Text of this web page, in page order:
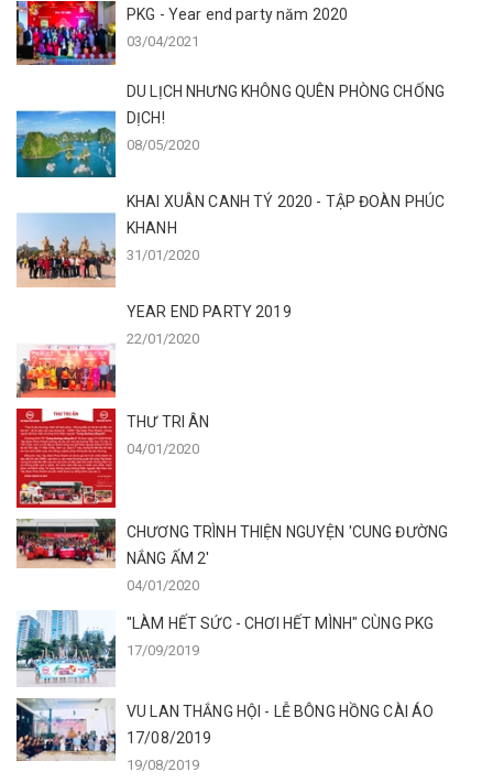
PKG - Year end party năm 2020
03/04/2021
DU LỊCH NHƯNG KHÔNG QUÊN PHÒNG CHỐNG
DỊCH!
08/05/2020
KHAI XUÂN CANH TÝ 2020 - TẬP ĐOÀN PHÚC
KHANH
31/01/2020
YEAR END PARTY 2019
22/01/2020
THƯ TRI ÂN
04/01/2020
CHƯƠNG TRÌNH THIỆN NGUYỆN 'CUNG ĐƯỜNG
NẮNG ẤM 2'
04/01/2020
"LÀM HẾT SỨC - CHƠI HẾT MÌNH" CÙNG PKG
17/09/2019
VU LAN THẮNG HỘI - LỄ BÔNG HỒNG CÀI ÁO
17/08/2019
19/08/2019